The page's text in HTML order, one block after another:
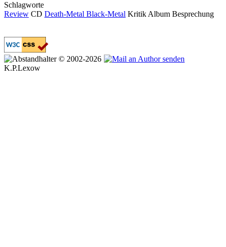
Schlagworte
Review CD Death-Metal Black-Metal Kritik Album Besprechung
© 2002-2026
K.P.Lexow